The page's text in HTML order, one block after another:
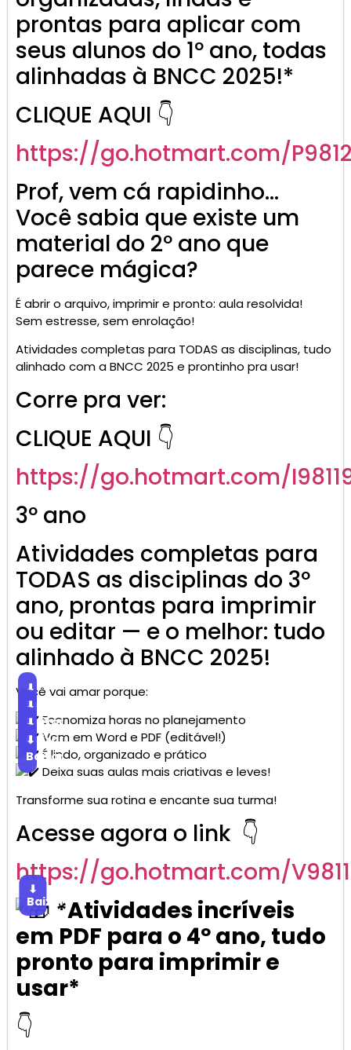
prontas para aplicar com
seus alunos do 1º ano, todas
alinhadas à BNCC 2025!*
CLIQUE AQUI 👇
https://go.hotmart.com/
Prof, vem cá rapidinho…
Você sabia que existe um
material do 2º ano que
parece mágica?
É abrir o arquivo, imprimir e pronto: aula resolvida!
Sem estresse, sem enrolação!
Atividades completas para TODAS as disciplinas, tudo
alinhado com a BNCC 2025 e prontinho pra usar!
Corre pra ver:
CLIQUE AQUI 👇
https://go.hotmart.com/
3º ano
Atividades completas para
TODAS as disciplinas do 3º
ano, prontas para imprimir
ou editar — e o melhor: tudo
alinhado à BNCC 2025!
Você vai amar porque:
⬇
Baixar
Economiza horas no planejamento
⬇
Baixar
Vem em Word e PDF (editável!)
⬇
Baixar
É lindo, organizado e prático
⬇
Baixar
Deixa suas aulas mais criativas e leves!
Transforme sua rotina e encante sua turma!
Acesse agora o link 👇
https://go.hotmart.com/
⬇
Baixar*Atividades incríveis
em PDF para o 4º ano, tudo
pronto para imprimir e
usar*
👇